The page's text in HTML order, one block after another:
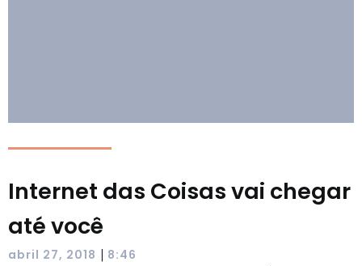
Internet das Coisas vai chegar
até você
abril 27, 2018 | 8:46